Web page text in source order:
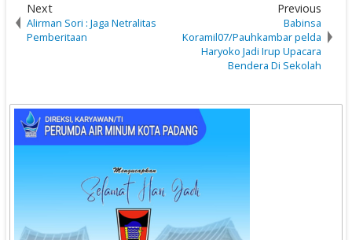
Next
Alirman Sori : Jaga Netralitas
Pemberitaan
Previous
Babinsa
Koramil07/Pauhkambar pelda
Haryoko Jadi Irup Upacara
Bendera Di Sekolah